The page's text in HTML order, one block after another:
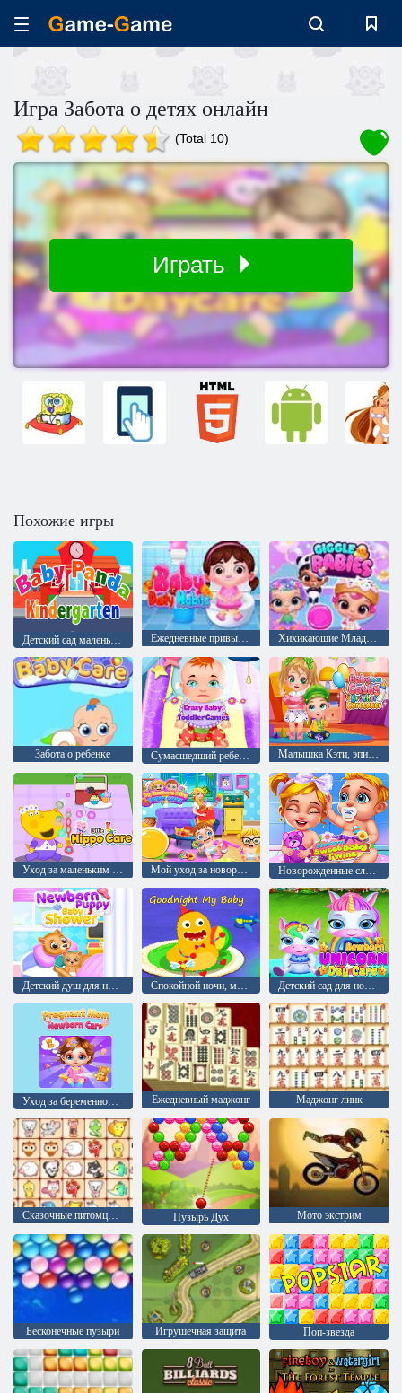
Игра Забота о детях онлайн
(Total 10)
Играть
Похожие игры
Детский сад маленькой панды Ежедневные привычки ребенка Хихикающие Младенцы
Забота о ребенке Сумасшедший ребенок: Игры для малышей Малышка Кэти, эпизод 38: присмотр за братом
Уход за маленьким бегемотиком Мой уход за новорожденными близнецами Новорожденные сладкие близнецы
Детский душ для новорожденного щенка Спокойной ночи, мой малыш Детский сад для новорожденных единорогов
Ежедневный маджонг Маджонг линк
Сказочные питомцы связь Пузырь Дух Мото экстрим
Бесконечные пузыри Игрушечная защита Поп-звезда